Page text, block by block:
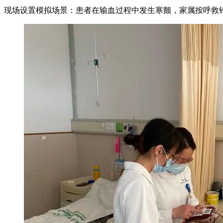
现场设置模拟场景：患者在输血过程中发生寒颤，家属按呼救